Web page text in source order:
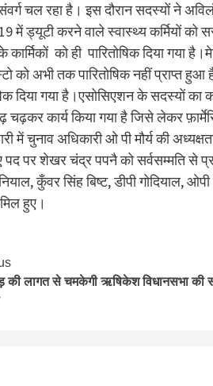
चल रहा है। इस दौरान सदस्यों ने
में ड्यूटी करने वाले स्वास्थ्य कर्मियों को
को ही पारितोषिक दिया गया
को अभी तक पारितोषिक नहीं प्राप्त
दिया गया है।एसोसिएशन के सदस्यों का
चढ़कर कार्य किया गया है जिसे लेकर
में चुनाव अधिकारी ओ पी मौर्य की
पद पर शेखर चंद्र पपनै को सर्वसम्मति से
कुँवर सिंह बिष्ट, डीपी गोदियाल,
हुए।
की लागत से चमकेगी ऋषिकेश विधानसभा की